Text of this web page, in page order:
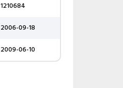
1210684
2006-09-18
2009-06-10